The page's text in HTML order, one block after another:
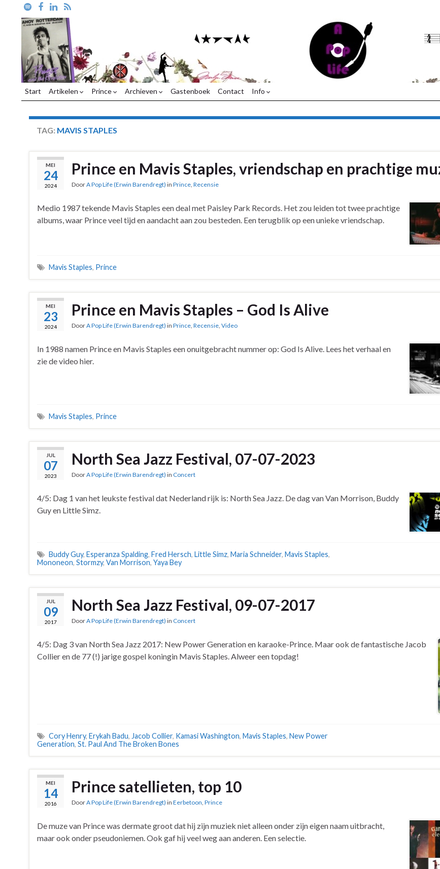
Start Artikelen Prince Archieven Gastenboek Contact Info
TAG: MAVIS STAPLES
MEI
24
2024
Prince en Mavis Staples, vriendschap en prachtige
DoorA Pop Life (Erwin Barendregt) in Prince, Recensie
Medio 1987 tekende Mavis Staples een deal met Paisley Park Records. Het zou leiden tot twee prachtige
albums, waar Prince veel tijd en aandacht aan zou besteden. Een terugblik op een unieke vriendschap.
Mavis Staples, Prince
MEI
23
2024
Prince en Mavis Staples – God Is Alive
DoorA Pop Life (Erwin Barendregt) in Prince Recensie Video
In 1988 namen Prince en Mavis Staples een onuitgebracht nummer op: God Is Alive. Lees het verhaal en
zie de video hier.
Mavis Staples, Prince
JUL
07
2023
North Sea Jazz Festival, 07-07-2023
DoorA Pop Life (Erwin Barendregt) in Concert
4/5: Dag 1 van het leukste festival dat Nederland rijk is: North Sea Jazz. De dag van Van Morrison, Buddy
Guy en Little Simz.
Buddy Guy, Esperanza Spalding, Fred Hersch, Little Simz, Maria Schneider, Mavis Staples,
Mononeon, Stormzy, Van Morrison, Yaya Bey
JUL
09
2017
North Sea Jazz Festival, 09-07-2017
DoorA Pop Life (Erwin Barendregt) in Concert
4/5: Dag 3 van North Sea Jazz 2017: New Power Generation en karaoke-Prince. Maar ook de fantastische Jacob
Collier en de 77 (!) jarige gospel koningin Mavis Staples. Alweer een topdag!
Cory Henry, Erykah Badu, Jacob Collier, Kamasi Washington, Mavis Staples, New Power
Generation, St. Paul And The Broken Bones
MEI
14
2016
Prince satellieten, top 10
DoorA Pop Life (Erwin Barendregt) in Eerbetoon, Prince
De muze van Prince was dermate groot dat hij zijn muziek niet alleen onder zijn eigen naam uitbracht,
maar ook onder pseudoniemen. Ook gaf hij veel weg aan anderen. Een selectie.